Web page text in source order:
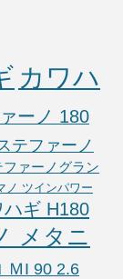
カワハ
ーノ 180
テファーノ
ァーノグラン
ノ ツインパワー
ギ H180
メタニ
ＭI 90 2.6